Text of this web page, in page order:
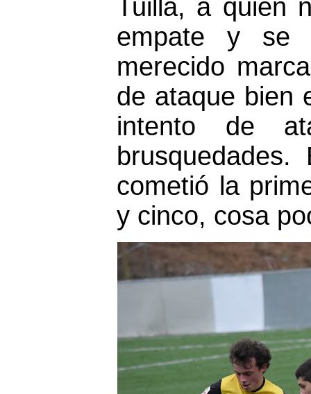
Tuilla, a quien
empate y se
merecido
de ataque bien
intento de
cometió la
y cinco, cosa